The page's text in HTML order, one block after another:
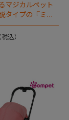
マジカルペット
タイプの『ミリ
フルモデルチェン
マジカルフォー